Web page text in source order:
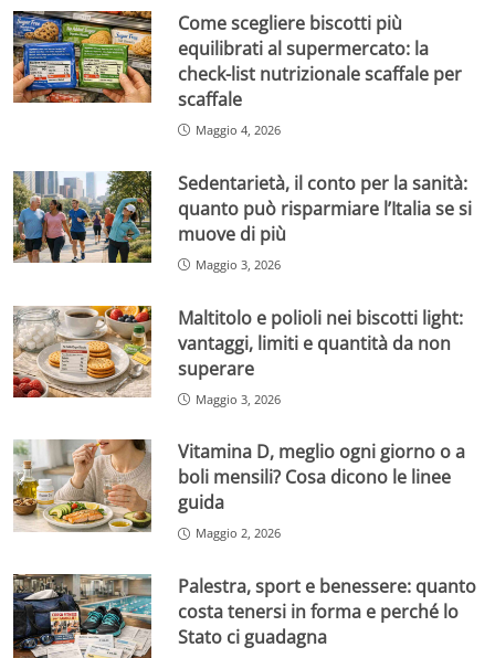
Come scegliere biscotti più
equilibrati al supermercato: la
check-list nutrizionale scaffale per
scaffale
Maggio 4, 2026
Sedentarietà, il conto per la sanità:
quanto può risparmiare l’Italia se si
muove di più
Maggio 3, 2026
Maltitolo e polioli nei biscotti light:
vantaggi, limiti e quantità da non
superare
Maggio 3, 2026
Vitamina D, meglio ogni giorno o a
boli mensili? Cosa dicono le linee
guida
Maggio 2, 2026
Palestra, sport e benessere: quanto
costa tenersi in forma e perché lo
Stato ci guadagna